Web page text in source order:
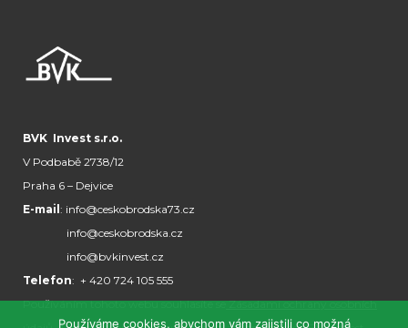
BVK Invest s.r.o.
V Podbabě 2738/12
Praha 6 – Dejvice
E-mail : info@ceskobrodska73.cz
info@ceskobrodska.cz
info@bvkinvest.cz
Telefon: + 420 724 105 555
Používáním tohoto webu souhlasíte seZásadami ochrany osobních
Používáme cookies, abychom vám zajistili co možná